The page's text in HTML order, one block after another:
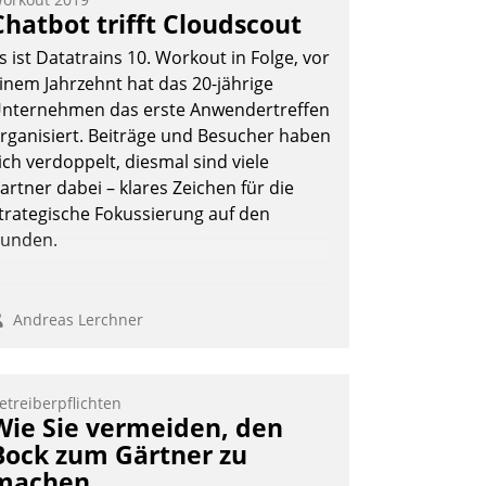
fürs Quartier.
zeigte Datatrain, was es
zu bieten hat.
Nadja Hußmann
trifft Cloudscout
ist Datatrains 10. Workout in Folge, vor
Jahrzehnt hat das 20-jährige
das erste Anwendertreffen
Beiträge und Besucher haben
verdoppelt, diesmal sind viele
dabei – klares Zeichen für die
Fokussierung auf den
Andreas Lerchner
Sie vermeiden, den
zum Gärtner zu